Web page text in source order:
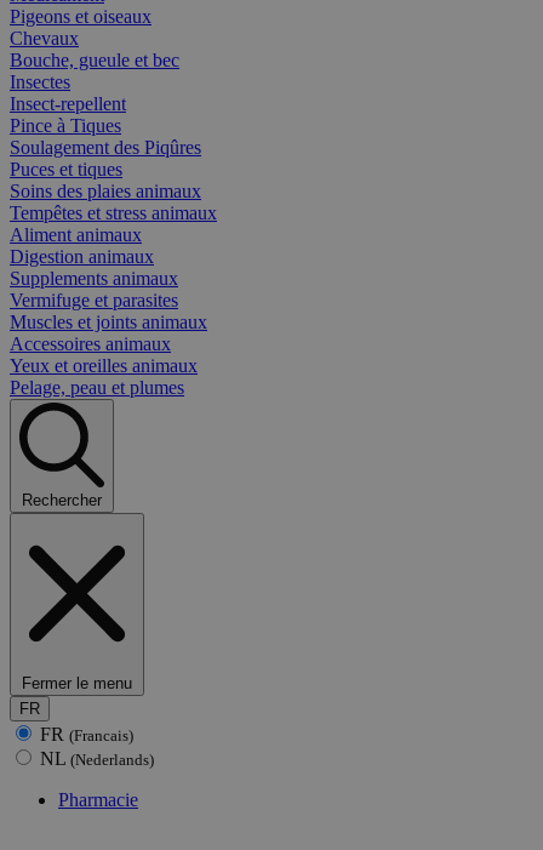
Pigeons et oiseaux
Chevaux
Bouche, gueule et bec
Insectes
Insect-repellent
Pince à Tiques
Soulagement des Piqûres
Puces et tiques
Soins des plaies animaux
Tempêtes et stress animaux
Aliment animaux
Digestion animaux
Supplements animaux
Vermifuge et parasites
Muscles et joints animaux
Accessoires animaux
Yeux et oreilles animaux
Pelage, peau et plumes
Rechercher
Fermer le menu
FR
FR (Francais)
NL (Nederlands)
Pharmacie